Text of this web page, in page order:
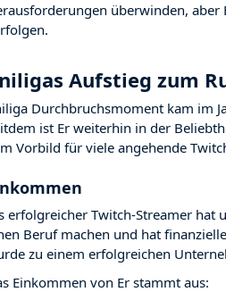
überwinden, aber
Aufstieg zum
Durchbruchsmoment kam im
ist Er weiterhin in der
Vorbild für viele angehende
erfolgreicher Twitch-Streamer hat
Beruf machen und hat
zu einem erfolgreichen
Einkommen von Er stammt aus: